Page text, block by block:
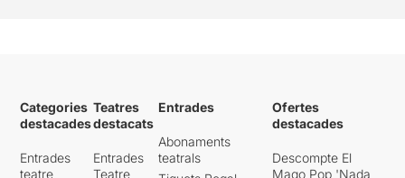
Categories
destacades
Entrades
teatre
Teatres
destacats
Entrades
Teatre
Entrades
Abonaments
teatrals
Ofertes
destacades
Descompte El
Mago Pop 'Nada